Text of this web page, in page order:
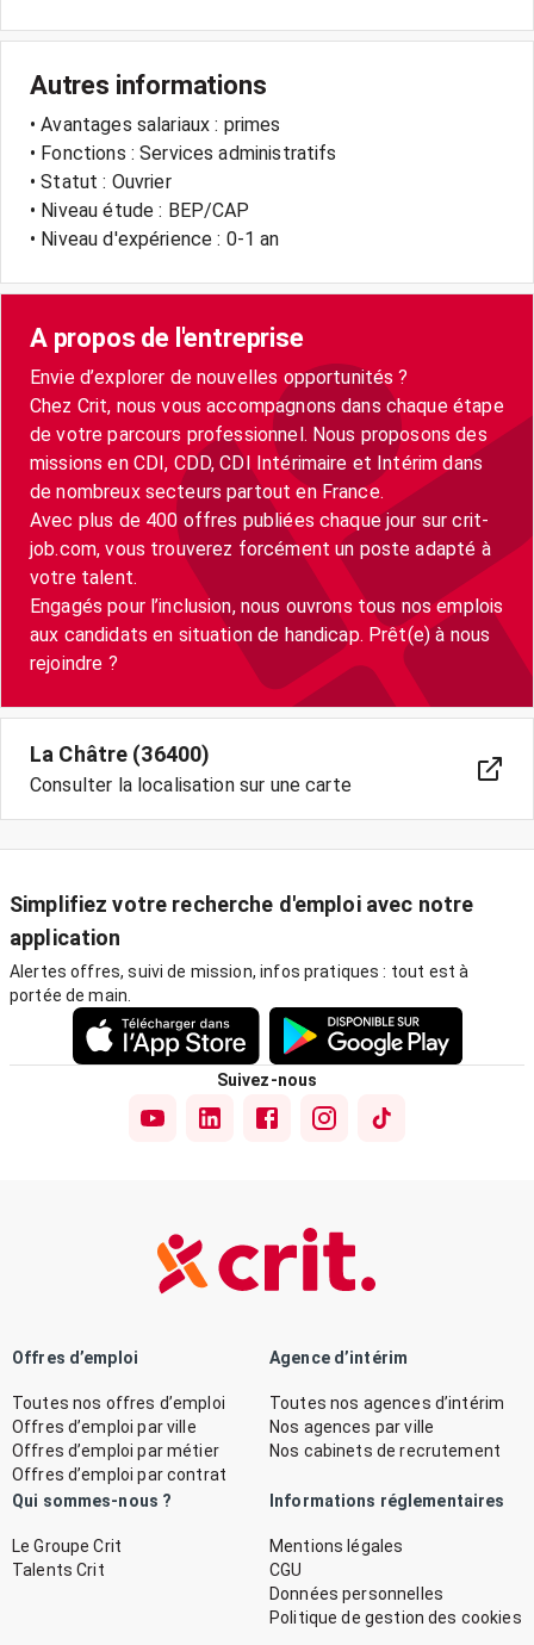
Autres informations
• Avantages salariaux : primes
• Fonctions : Services administratifs
• Statut : Ouvrier
• Niveau étude : BEP/CAP
• Niveau d'expérience : 0-1 an
A propos de l'entreprise
Envie d’explorer de nouvelles opportunités ?
Chez Crit, nous vous accompagnons dans chaque étape
de votre parcours professionnel. Nous proposons des
missions en CDI, CDD, CDI Intérimaire et Intérim dans
de nombreux secteurs partout en France.
Avec plus de 400 offres publiées chaque jour sur crit-
job.com, vous trouverez forcément un poste adapté à
votre talent.
Engagés pour l’inclusion, nous ouvrons tous nos emplois
aux candidats en situation de handicap. Prêt(e) à nous
rejoindre ?
La Châtre (36400)
Consulter la localisation sur une carte
Simplifiez votre recherche d'emploi avec notre
application
Alertes offres, suivi de mission, infos pratiques : tout est à
portée de main.
Suivez-nous
Offres d’emploi
Toutes nos offres d’emploi
Offres d’emploi par ville
Offres d’emploi par métier
Offres d’emploi par contrat
Agence d’intérim
Toutes nos agences d’intérim
Nos agences par ville
Nos cabinets de recrutement
Qui sommes-nous ?
Le Groupe Crit
Talents Crit
Informations réglementaires
Mentions légales
CGU
Données personnelles
Politique de gestion des cookies